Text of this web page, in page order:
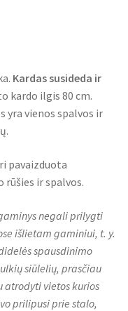
Kardas susideda ir
kardo ilgis 80 cm.
yra vienos spalvos ir
pavaizduota
ir spalvos.
negali prilygti
išlietam gaminiui, t. y.
spausdinimo
siūlelių, prasčiau
atrodyti vietos kurios
prilipusi prie stalo,